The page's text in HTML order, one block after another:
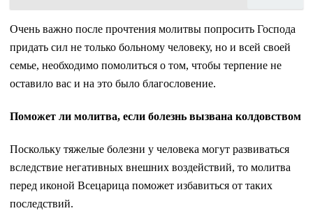
Очень важно после прочтения молитвы попросить Господа
придать сил не только больному человеку, но и всей своей
семье, необходимо помолиться о том, чтобы терпение не
оставило вас и на это было благословение.
Поможет ли молитва, если болезнь вызвана колдовством
Поскольку тяжелые болезни у человека могут развиваться
вследствие негативных внешних воздействий, то молитва
перед иконой Всецарица поможет избавиться от таких
последствий.